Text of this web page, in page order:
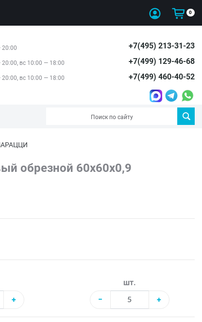
0
20:00
20:00, вс 10:00 — 18:00
20:00, вс 10:00 — 18:00
+7(495) 213-31-23
+7(499) 129-46-68
+7(499) 460-40-52
обрезной 60x60x0,9
+
шт.
−
+